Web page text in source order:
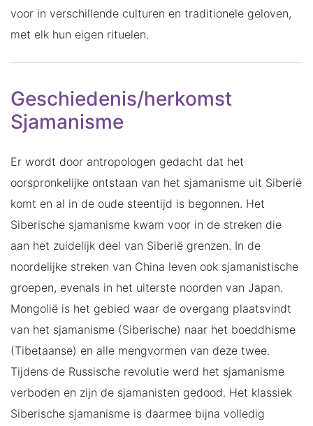
voor in verschillende culturen en traditionele geloven,
met elk hun eigen rituelen.
Geschiedenis/herkomst
Sjamanisme
Er wordt door antropologen gedacht dat het
oorspronkelijke ontstaan van het sjamanisme uit Siberië
komt en al in de oude steentijd is begonnen. Het
Siberische sjamanisme kwam voor in de streken die
aan het zuidelijk deel van Siberië grenzen. In de
noordelijke streken van China leven ook sjamanistische
groepen, evenals in het uiterste noorden van Japan.
Mongolië is het gebied waar de overgang plaatsvindt
van het sjamanisme (Siberische) naar het boeddhisme
(Tibetaanse) en alle mengvormen van deze twee.
Tijdens de Russische revolutie werd het sjamanisme
verboden en zijn de sjamanisten gedood. Het klassiek
Siberische sjamanisme is daarmee bijna volledig